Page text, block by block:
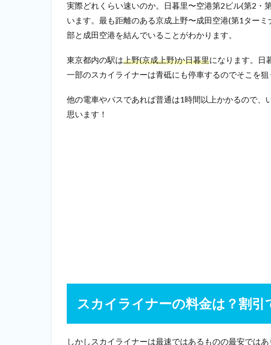
実際どれくらい速いのか。日暮里〜空港第2ビル(第2・
います。最も距離のある京成上野〜成田空港(第1ター
部と成田空港を結んでいる ことがわかります。
東京都内の駅は上野(京成上野)か日暮里になります。日
一部のスカイライナーは青砥にも停車するのでそこを狙
他の電車やバスであれば普通は1時間以上かかるので、
思います！
スカイライナーの料金は？割引
しかしスカイライナーは最速ではあるものの最安ではあ